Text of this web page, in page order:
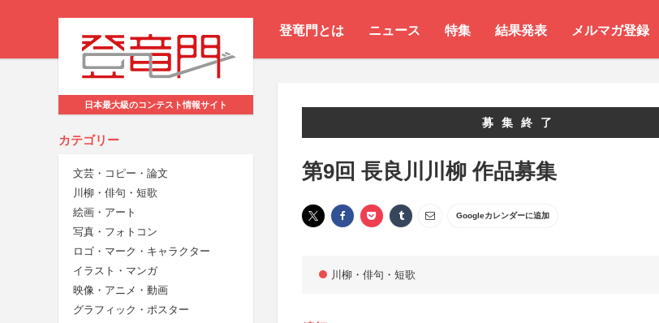
登竜門とは ニュース 特集 結果発表 メルマガ登録
日本最大級のコンテスト情報サイト
カテゴリー
文芸・コピー・論文
川柳・俳句・短歌
絵画・アート
写真・フォトコン
ロゴ・マーク・キャラクター
イラスト・マンガ
映像・アニメ・動画
グラフィック・ポスター
募集終了
第9回 長良川川柳 作品募集
Googleカレンダーに追加
川柳・俳句・短歌